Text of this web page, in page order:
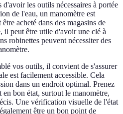
les outils nécessaires à portée
de l'eau, un manomètre est
acheté dans des magasins de
il peut être utile d'avoir une clé à
robinettes peuvent nécessiter des
vos outils, il convient de s'assurer
est facilement accessible. Cela
dans un endroit optimal. Prenez
bon état, surtout le manomètre,
Une vérification visuelle de l'état
être un bon point de